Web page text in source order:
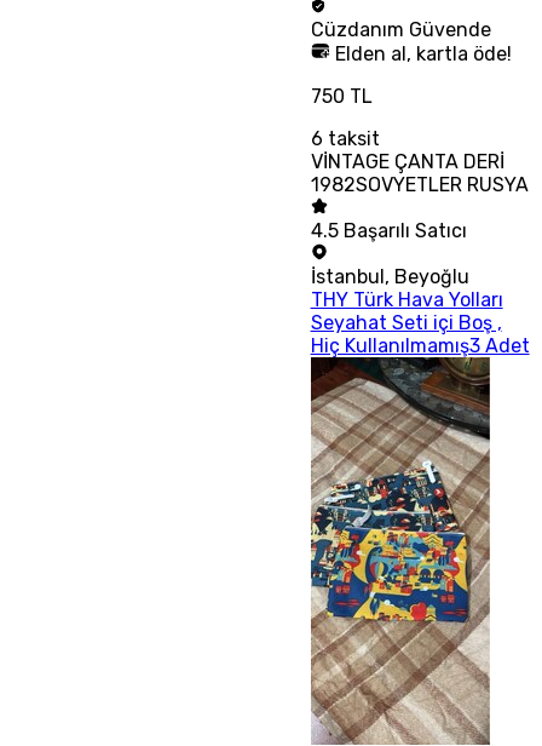
Cüzdanım Güvende
Elden al, kartla öde!
750 TL
6 taksit
VİNTAGE ÇANTA DERİ
1982SOVYETLER RUSYA
4.5 Başarılı Satıcı
İstanbul, Beyoğlu
THY Türk Hava Yolları
Seyahat Seti içi Boş ,
Hiç Kullanılmamış3 Adet